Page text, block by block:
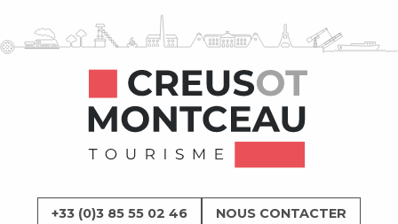
+33 (0)3 85 55 02 46 NOUS CONTACTER